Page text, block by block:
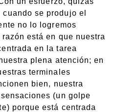
se produjo el
no lo logremos
está en que nuestra
en la tarea
plena atención; en
terminales
bien, nuestra
(un golpe
porque está centrada